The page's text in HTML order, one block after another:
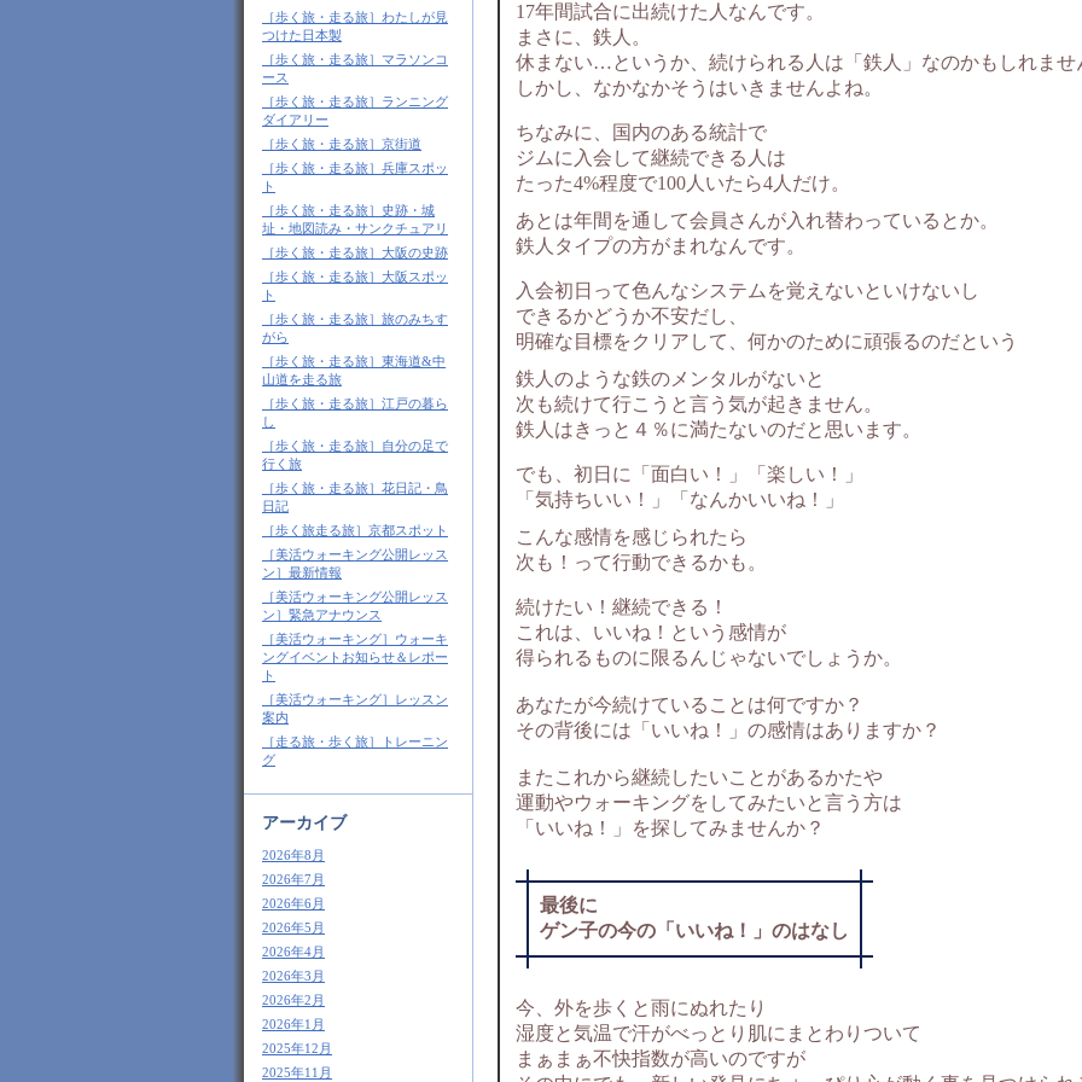
［歩く旅・走る旅］わたしが見
つけた日本製
［歩く旅・走る旅］マラソンコ
ース
［歩く旅・走る旅］ランニング
ダイアリー
［歩く旅・走る旅］京街道
［歩く旅・走る旅］兵庫スポッ
ト
［歩く旅・走る旅］史跡・城
址・地図読み・サンクチュアリ
［歩く旅・走る旅］大阪の史跡
［歩く旅・走る旅］大阪スポッ
ト
［歩く旅・走る旅］旅のみちす
がら
［歩く旅・走る旅］東海道&中
山道を走る旅
［歩く旅・走る旅］江戸の暮ら
し
［歩く旅・走る旅］自分の足で
行く旅
［歩く旅・走る旅］花日記・鳥
日記
［歩く旅走る旅］京都スポット
［美活ウォーキング公開レッス
ン］最新情報
［美活ウォーキング公開レッス
ン］緊急アナウンス
［美活ウォーキング］ウォーキ
ングイベントお知らせ＆レポー
ト
［美活ウォーキング］レッスン
案内
［走る旅・歩く旅］トレーニン
グ
アーカイブ
2026年8月
2026年7月
2026年6月
2026年5月
2026年4月
2026年3月
2026年2月
2026年1月
2025年12月
2025年11月
17年間試合に出続けた人なんです。
まさに、鉄人。
休まない…というか、続けられる人は「鉄人」なのかもしれませ
しかし、なかなかそうはいきませんよね。
ちなみに、国内のある統計で
ジムに入会して継続できる人は
たった4%程度で100人いたら4人だけ。
あとは年間を通して会員さんが入れ替わっているとか。
鉄人タイプの方がまれなんです。
入会初日って色んなシステムを覚えないといけないし
できるかどうか不安だし、
明確な目標をクリアして、何かのために頑張るのだという
鉄人のような鉄のメンタルがないと
次も続けて行こうと言う気が起きません。
鉄人はきっと４％に満たないのだと思います。
でも、初日に「面白い！」「楽しい！」
「気持ちいい！」「なんかいいね！」
こんな感情を感じられたら
次も！って行動できるかも。
続けたい！継続できる！
これは、いいね！という感情が
得られるものに限るんじゃないでしょうか。
あなたが今続けていることは何ですか？
その背後には「いいね！」の感情はありますか？
またこれから継続したいことがあるかたや
運動やウォーキングをしてみたいと言う方は
「いいね！」を探してみませんか？
最後に
ゲン子の今の「いいね！」のはなし
今、外を歩くと雨にぬれたり
湿度と気温で汗がべっとり肌にまとわりついて
まぁまぁ不快指数が高いのですが